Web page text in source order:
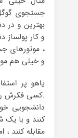
جستجوی
و کار
و خیلی هم
یاهو پر
.کسی فکرش
دانشجویی
کنند و با یک
مقابله کنند ،